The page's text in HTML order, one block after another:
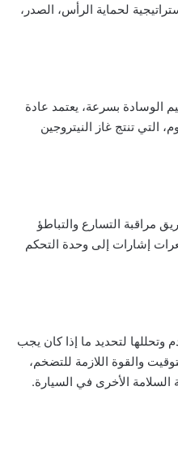
لحماية الرأس، الصدر،
الوسادة بسرعة، يعتمد عادة
التي تنتج غاز النيتروجين
التسارع والتباطؤ
إشارات إلى وحدة التحكم
لتحديد ما إذا كان يجب
والقوة اللازمة للتضخم،
الأخرى في السيارة.